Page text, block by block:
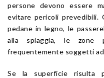
persone devono essere
evitare pericoli
pedane in legno, le
alla spiaggia, le zone
frequentemente soggetti ad
Se la superficie risulta